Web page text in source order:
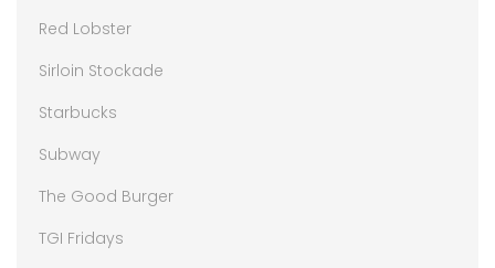
Red Lobster
Sirloin Stockade
Starbucks
Subway
The Good Burger
TGI Fridays